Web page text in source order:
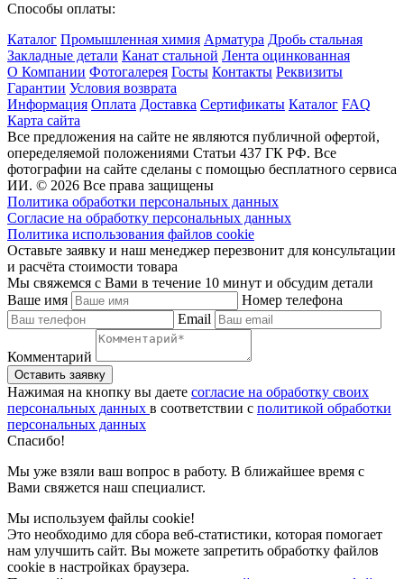
Способы оплаты:
Каталог Промышленная химия Арматура Дробь стальная
Закладные детали Канат стальной Лента оцинкованная
О Компании Фотогалерея Госты Контакты Реквизиты
Гарантии Условия возврата
Информация Оплата Доставка Сертификаты Каталог FAQ
Карта сайта
Все предложения на сайте не являются публичной офертой,
опеределяемой положениями Статьи 437 ГК РФ. Все
фотографии на сайте сделаны с помощью бесплатного сервиса
ИИ. © 2026 Все права защищены
Политика обработки персональных данных
Согласие на обработку персональных данных
Политика использования файлов cookie
Оставьте заявку и наш менеджер перезвонит для консультации
и расчёта стоимости товара
Мы свяжемся с Вами в течение 10 минут и обсудим детали
Ваше имя
Номер телефона
Email
Комментарий
Нажимая на кнопку вы даете согласие на обработку своих
персональных данных в соответствии с политикой обработки
персональных данных
Спасибо!
Мы уже взяли ваш вопрос в работу. В ближайшее время с
Вами свяжется наш специалист.
Мы используем файлы cookie!
Это необходимо для сбора веб-статистики, которая помогает
нам улучшить сайт. Вы можете запретить обработку файлов
cookie в настройках браузера.